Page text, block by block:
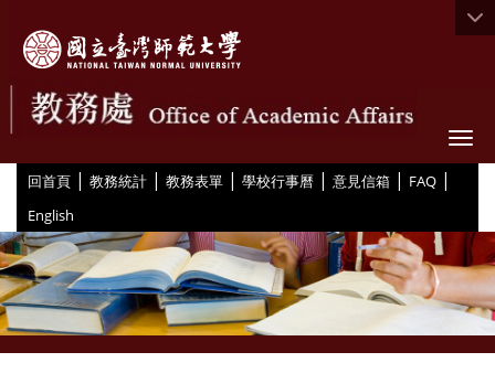
回首頁 | 教務統計 | 教務表單 | 學校行事曆 | 意見信箱 | FAQ |
English